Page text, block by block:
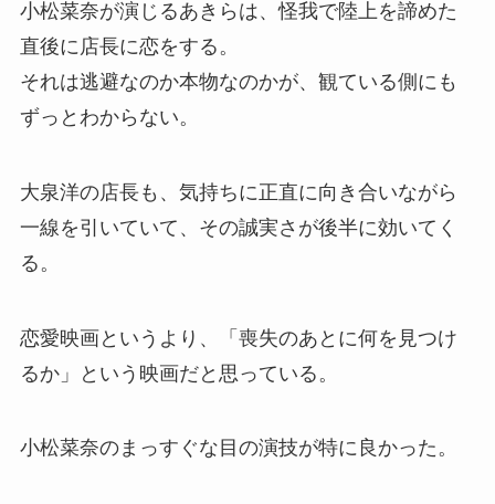
小松菜奈が演じるあきらは、怪我で陸上を諦めた
直後に店長に恋をする。
それは逃避なのか本物なのかが、観ている側にも
ずっとわからない。
大泉洋の店長も、気持ちに正直に向き合いながら
一線を引いていて、その誠実さが後半に効いてく
る。
恋愛映画というより、「喪失のあとに何を見つけ
るか」という映画だと思っている。
小松菜奈のまっすぐな目の演技が特に良かった。